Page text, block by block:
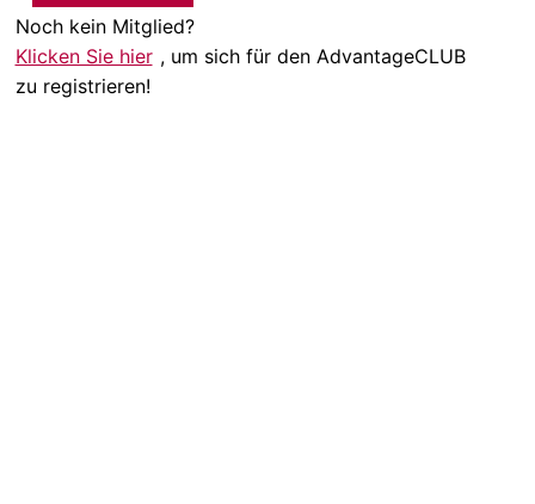
Noch kein Mitglied?
Klicken Sie hier , um sich für den AdvantageCLUB
zu registrieren!